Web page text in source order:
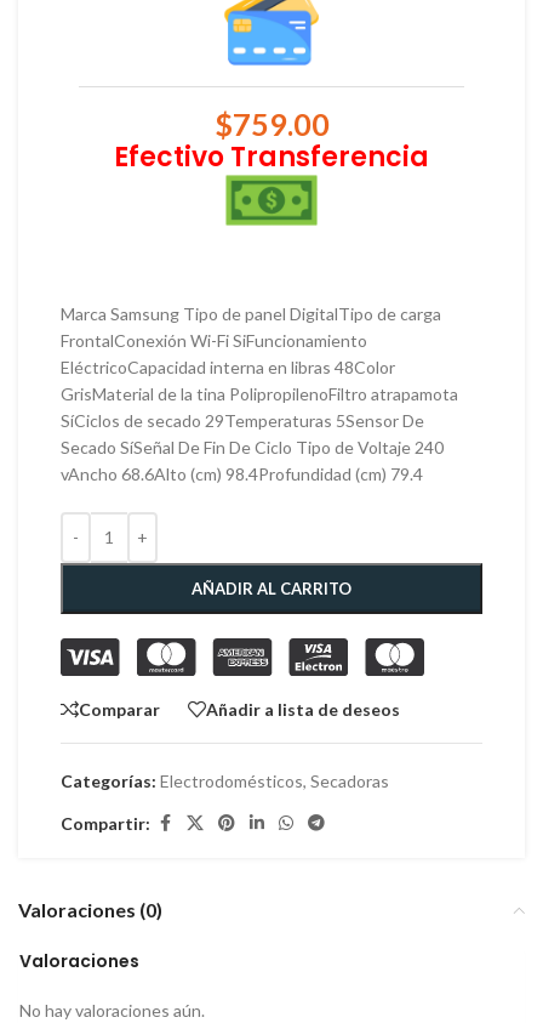
$759.00
Efectivo Transferencia
Marca Samsung Tipo de panel DigitalTipo de carga
FrontalConexión Wi-Fi SiFuncionamiento
EléctricoCapacidad interna en libras 48Color
GrisMaterial de la tina PolipropilenoFiltro atrapamota
SíCiclos de secado 29Temperaturas 5Sensor De
Secado SíSeñal De Fin De Ciclo Tipo de Voltaje 240
vAncho 68.6Alto (cm) 98.4Profundidad (cm) 79.4
AÑADIR AL CARRITO
Comparar Añadir a lista de deseos
Categorías: Electrodomésticos, Secadoras
Compartir:
Valoraciones (0)
Valoraciones
No hay valoraciones aún.